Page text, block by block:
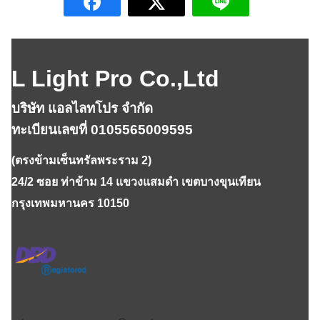
L Light Pro Co.,Ltd
บริษัท แอลไลทโปร จำกัด
ทะเบียนเลขที่ 0105565009595
(ตรงข้ามเซ็นทรัลพระราม 2)
24/2 ซอย ท่าข้าม 14 แขวงแสมดำ เขตบางขุนเทียน
กรุงเทพมหานคร 10150